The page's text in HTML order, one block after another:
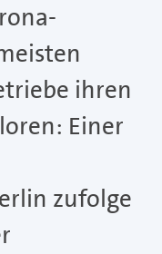
ihren
Einer
zufolge